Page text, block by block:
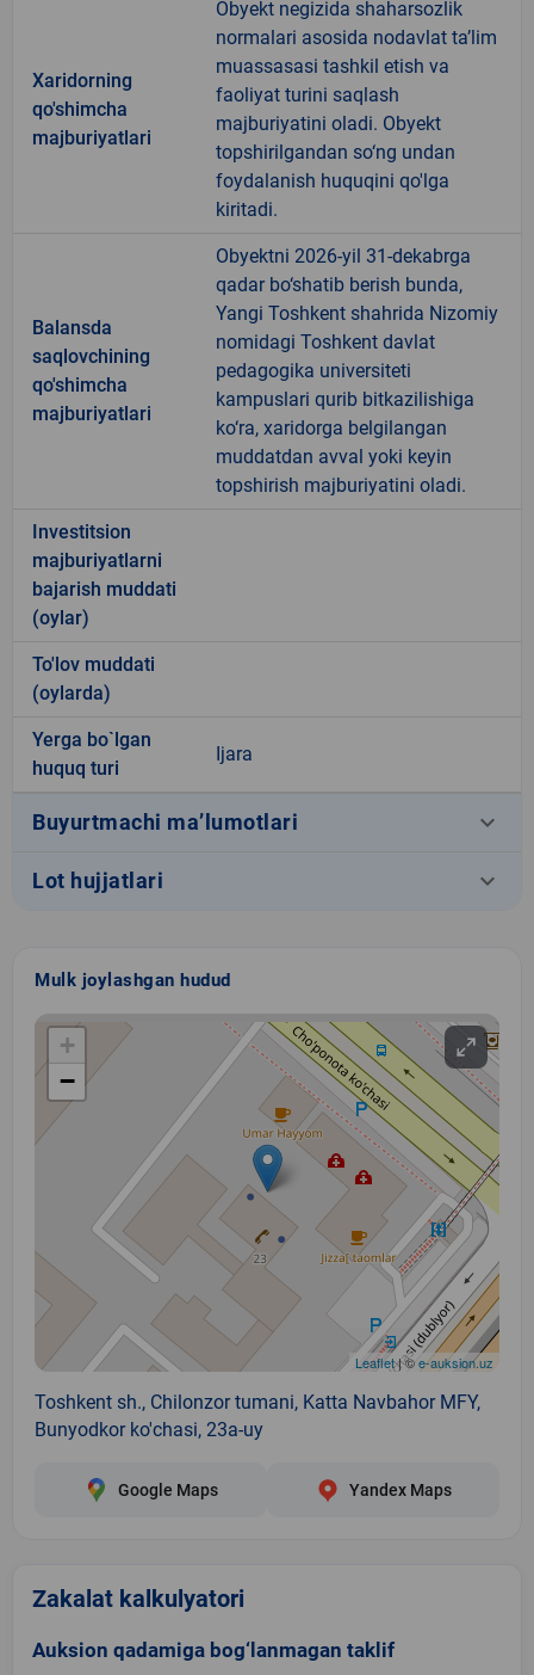
Xaridorning
qo'shimcha
majburiyatlari
Obyekt negizida shaharsozlik
normalari asosida nodavlat ta’lim
muassasasi tashkil etish va
faoliyat turini saqlash
majburiyatini oladi. Obyekt
topshirilgandan so‘ng undan
foydalanish huquqini qo'lga
kiritadi.
Balansda
saqlovchining
qo'shimcha
majburiyatlari
Obyektni 2026-yil 31-dekabrga
qadar bo‘shatib berish bunda,
Yangi Toshkent shahrida Nizomiy
nomidagi Toshkent davlat
pedagogika universiteti
kampuslari qurib bitkazilishiga
ko‘ra, xaridorga belgilangan
muddatdan avval yoki keyin
topshirish majburiyatini oladi.
Investitsion
majburiyatlarni
bajarish muddati
(oylar)
To'lov muddati
(oylarda)
Yerga bo`lgan
huquq turi
Ijara
Buyurtmachi ma’lumotlari keyboard_arrow_down
Lot hujjatlari keyboard_arrow_down
Mulk joylashgan hudud
+
−
Leaflet| ©e-auksion.uz
Toshkent sh., Chilonzor tumani, Katta Navbahor MFY,
Bunyodkor ko'chasi, 23a-uy
Google Maps Yandex Maps
Zakalat kalkulyatori
Auksion qadamiga bog‘lanmagan taklif